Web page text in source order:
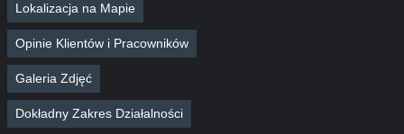
Lokalizacja na Mapie
Opinie Klientów i Pracowników
Galeria Zdjęć
Dokładny Zakres Działalności